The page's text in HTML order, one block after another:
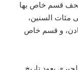
قسم خاص بها
مئات السنين،
و قسم خاص
يعود تاريخ